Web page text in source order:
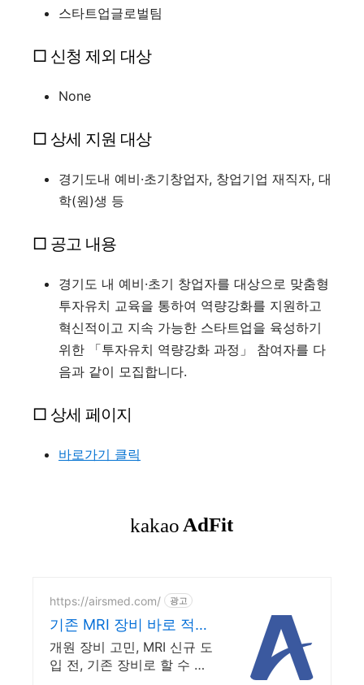
스타트업글로벌팀
□ 신청 제외 대상
None
□ 상세 지원 대상
경기도내 예비·초기창업자, 창업기업 재직자, 대
학(원)생 등
□ 공고 내용
경기도 내 예비·초기 창업자를 대상으로 맞춤형
투자유치 교육을 통하여 역량강화를 지원하고
혁신적이고 지속 가능한 스타트업을 육성하기
위한 「투자유치 역량강화 과정」 참여자를 다
음과 같이 모집합니다.
□ 상세 페이지
바로가기 클릭
https://airsmed.com/ 광고
기존 MRI 장비 바로 적용
MRI 시간을 반으로
개원 장비 고민, MRI 신규 도
입 전, 기존 장비로 할 수 있